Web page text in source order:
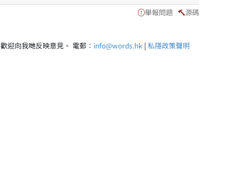
舉報問題 源碼
歡迎向我哋反映意見。 電郵： info@words.hk | 私隱政策聲明